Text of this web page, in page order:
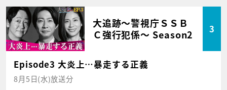
大追跡～警視庁ＳＳＢ
Ｃ強行犯係～ Season2
3
Episode3 大炎上…暴走する正義
8月5日(水)放送分